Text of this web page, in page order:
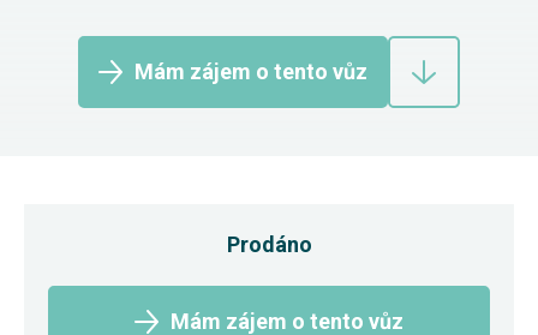
Mám zájem o tento vůz
Prodáno
Mám zájem o tento vůz